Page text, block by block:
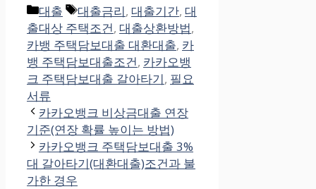
Categories
대출 Tags
대출금리, 대출기간, 대
출대상 주택조건, 대출상환방법,
카뱅 주택담보대출 대환대출, 카
뱅 주택담보대출조건, 카카오뱅
크 주택담보대출 갈아타기, 필요
서류
카카오뱅크 비상금대출 연장
기준(연장 확률 높이는 방법)
카카오뱅크 주택담보대출 3%
대 갈아타기(대환대출)조건과 불
가한 경우